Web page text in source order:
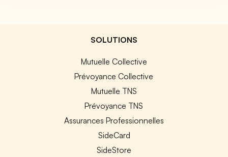
SOLUTIONS
Mutuelle Collective
Prévoyance Collective
Mutuelle TNS
Prévoyance TNS
Assurances Professionnelles
SideCard
SideStore